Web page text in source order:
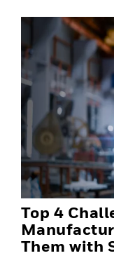
Top 4
Them with